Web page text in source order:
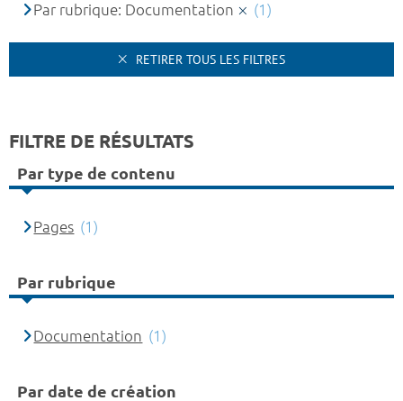
Par rubrique: Documentation
(1)
RETIRER TOUS LES FILTRES
FILTRE DE RÉSULTATS
Par type de contenu
Pages (1)
Par rubrique
Documentation (1)
Par date de création